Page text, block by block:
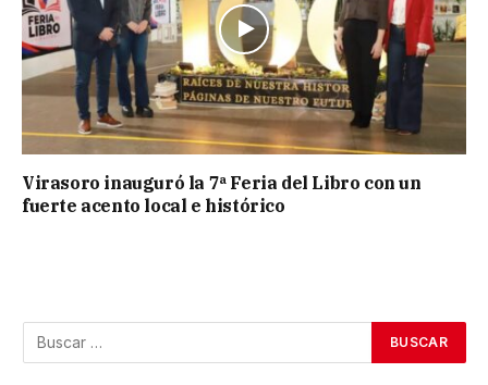
Virasoro inauguró la 7ª Feria del Libro con un
fuerte acento local e histórico